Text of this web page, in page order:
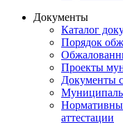
Документы
Каталог
Порядок
Проекты
Документы
аттестации